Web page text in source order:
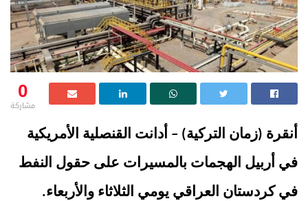
0
مشاركة
أنقرة (زمان التركية) – أدانت القنصلية الأمريكية
في أربيل الهجمات بالمسيرات على حقول النفط
في كردستان العراقي يومي الثلاثاء والأربعاء.